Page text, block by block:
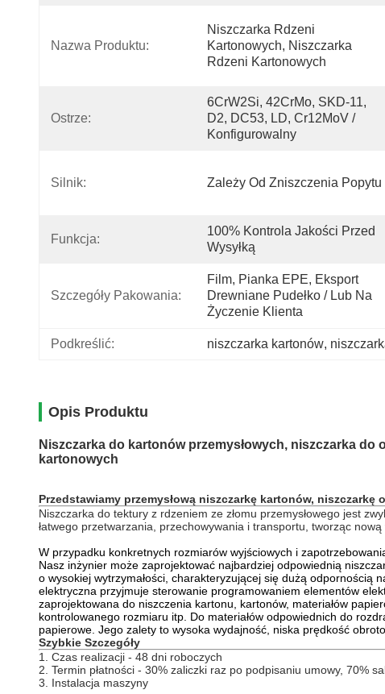
Nazwa Produktu:
Niszczarka Rdzeni
Kartonowych, Niszczarka
Rdzeni Kartonowych
Ostrze:
6CrW2Si, 42CrMo, SKD-11,
D2, DC53, LD, Cr12MoV /
Konfigurowalny
Silnik: Zależy Od Zniszczenia Popytu
Funkcja:
100% Kontrola Jakości Przed
Wysyłką
Szczegóły Pakowania:
Film, Pianka EPE, Eksport
Drewniane Pudełko / Lub Na
Życzenie Klienta
Podkreślić: niszczarka kartonów,
Opis Produktu
Niszczarka do kartonów przemysłowych, niszczarka do
kartonowych
Przedstawiamy przemysłową niszczarkę kartonów,
Niszczarka do tektury z rdzeniem ze złomu przemysłowego jest
łatwego przetwarzania, przechowywania i transportu, tworząc
W przypadku konkretnych rozmiarów wyjściowych i
Nasz inżynier może zaprojektować najbardziej odpowiednią
o wysokiej wytrzymałości, charakteryzującej się dużą odpornością
elektryczna przyjmuje sterowanie programowaniem elementów
zaprojektowana do niszczenia kartonu, kartonów, materiałów
kontrolowanego rozmiaru itp. Do materiałów odpowiednich do
papierowe. Jego zalety to wysoka wydajność, niska prędkość
Szybkie Szczegóły
1. Czas realizacji - 48 dni roboczych
2. Termin płatności - 30% zaliczki raz po podpisaniu umowy, 70%
3. Instalacja maszyny